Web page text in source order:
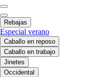
Rebajas
Especial verano
Caballo en reposo
Caballo en trabajo
Jinetes
Occidental